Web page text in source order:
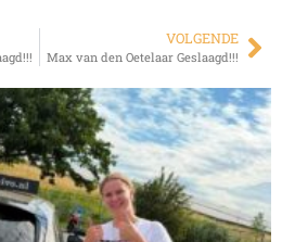
VOLGENDE
Max van den Oetelaar Geslaagd!!!